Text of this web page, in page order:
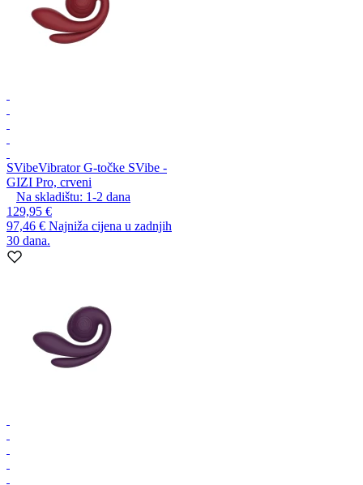
SVibeVibrator G-točke SVibe -
GIZI Pro, crveni
Na skladištu: 1-2 dana
129,95 €
97,46 € Najniža cijena u zadnjih
30 dana.